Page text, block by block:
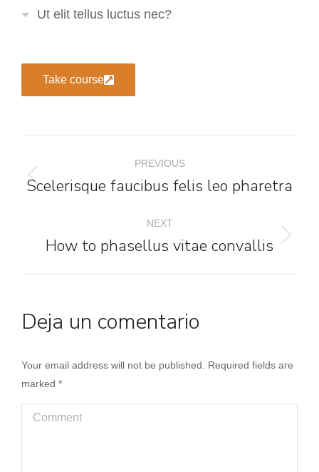
Ut elit tellus luctus nec?
Take course
PREVIOUS
Scelerisque faucibus felis leo pharetra
NEXT
How to phasellus vitae convallis
Deja un comentario
Your email address will not be published. Required fields are
marked *
Comment